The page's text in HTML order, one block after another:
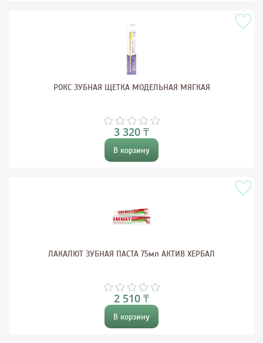
РОКС ЗУБНАЯ ЩЕТКА МОДЕЛЬНАЯ МЯГКАЯ
3 320 ₸
В корзину
ЛАКАЛЮТ ЗУБНАЯ ПАСТА 75мл АКТИВ ХЕРБАЛ
2 510 ₸
В корзину